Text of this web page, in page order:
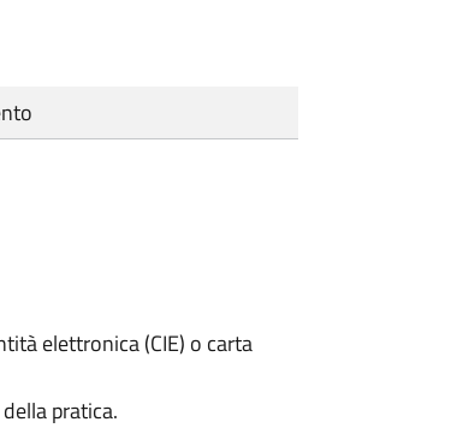
elettronica (CIE) o carta
pratica.